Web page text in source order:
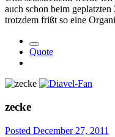
auch schon beim
trotzdem frißt so eine
Quote
zecke
Posted December 27, 2011